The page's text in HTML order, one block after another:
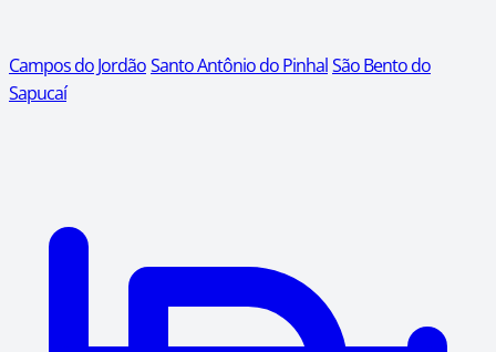
Campos do JordãoSanto Antônio do PinhalSão Bento do
Sapucaí